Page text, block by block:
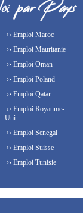
›› Emploi Maroc
›› Emploi Mauritanie
›› Emploi Oman
›› Emploi Poland
›› Emploi Qatar
›› Emploi Royaume-
Uni
›› Emploi Senegal
›› Emploi Suisse
›› Emploi Tunisie